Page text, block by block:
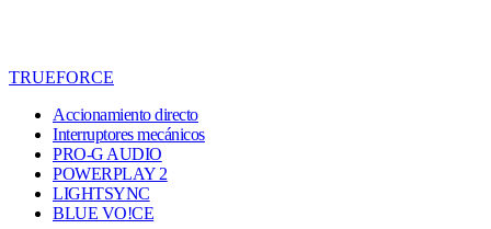
TRUEFORCE
Accionamiento directo
Interruptores mecánicos
PRO-G AUDIO
POWERPLAY 2
LIGHTSYNC
BLUE VO!CE